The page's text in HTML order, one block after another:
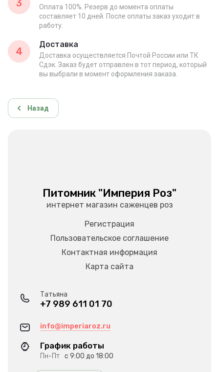
3
Оплата 100%. Резерв до момента оплаты
составляет 10 дней. После оплаты заказ уходит в
работу.
4
Доставка
Доставка осуществляется Почтой России или ТК
Сдэк. Заказ будет отправлен в тот период, который
вы выбрали в момент оформления заказа.
Назад
Питомник "Империя Роз"
интернет магазин саженцев роз
Регистрация
Пользовательское соглашение
Контактная информация
Карта сайта
Татьяна
+7 989 611 01 70
info@imperiaroz.ru
График работы
Пн-Пт с 9:00 до 18:00